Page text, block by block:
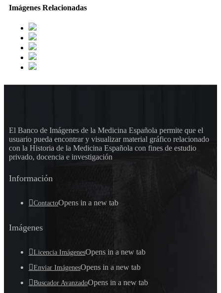
Imágenes Relacionadas
El Banco de Imágenes de la Medicina Española permite que el
usuario pueda encontrar y visualizar material gráfico relacionado
con la Historia de la Medicina Española con fines de estudio
privado, docencia e investigación
Información
ContactoOpens in a new tab
Imágenes
Licencia ImágenesOpens in a new tab
Enviar ImágenesOpens in a new tab
Buscador AvanzadoOpens in a new tab